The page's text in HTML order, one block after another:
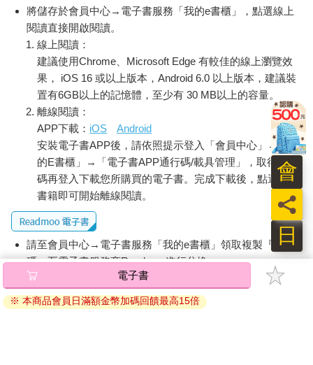
大多由女性成員組成。
雖然每支小隊各有一些差異，不過目前這支遠征隊看起來確實有
模有樣。
近戰手陣容看起來很可靠的小紅、遠程職群能力值佳的書蟲，以
及整體能力看起來很均衡的小黑，各項能力值都落在四十到五十
左右，不愧是各公會積極培養的小隊。
由於人數眾多，要一一打招呼也是個問題。
最受歡迎的人，無疑是祭司宣熙英。
「結果妳還是決定參與公會活動了啊。」
「是的，因為一些原因……所以我加入了帕蘭，還請各位多多關
「有妳在真令人安心呢，哈哈。」
「沒那回事，其實我對副本不熟，之後可能會很需要各位的幫
「沒問題，那我們就出發吧。」
從氣氛上看來，領導這支遠征隊的人是紅色傭兵的崔英基。
紅色傭兵是規模最大的公會，而崔英基又是能力值最高的人。
他雖然沒有傳說級的能力值，但具備英雄級的潛在能力。
也許是因為他是坦克，我發現他的耐久值和體力值都高於五十
點，不僅如此，敏捷值也絕對不低。
將儲存於會員中心→電子書服務「我的e書櫃」，點選線上
閱讀直接開啟閱讀。
線上閱讀：
建議使用Chrome、Microsoft Edge 有較佳的線上瀏覽效
果， iOS 16 或以上版本，Android 6.0 以上版本，建議裝
置有6GB以上的記憶體，至少有 30 MB以上的容量。
離線閱讀：
APP下載： iOS
Android
安裝電子書APP後，請依照提示登入「會員中心」→「我
的E書櫃」→「電子書APP通行碼/載具管理」，取得通行
碼再登入下載您所購買的電子書。完成下載後，點選任一
書籍即可開始離線閱讀。
請至會員中心→電子書服務「我的e書櫃」領取複製『兌換
碼』至電子書服務商Readmoo進行兌換。
退換貨須知：
因版權保護，您在金石堂所購買的電子書僅能以金石堂專屬
電子書
※ 本商品會員日滿額金幣加碼回饋最高15倍
日
員
會